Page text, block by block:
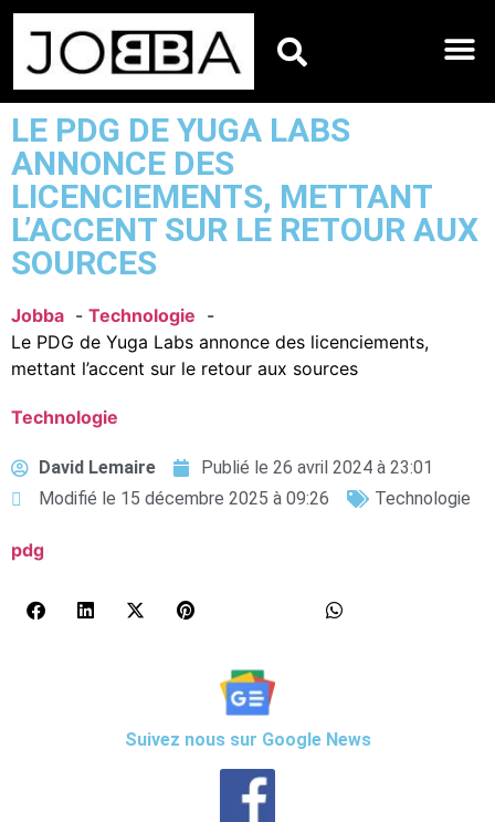
LE PDG DE YUGA LABS
ANNONCE DES
LICENCIEMENTS, METTANT
L’ACCENT SUR LE RETOUR AUX
SOURCES
Jobba
Technologie
Le PDG de Yuga Labs annonce des licenciements,
mettant l’accent sur le retour aux sources
Technologie
David Lemaire Publié le 26 avril 2024 à 23:01
Modifié le 15 décembre 2025 à 09:26
Technologie
pdg
Suivez nous sur Google News